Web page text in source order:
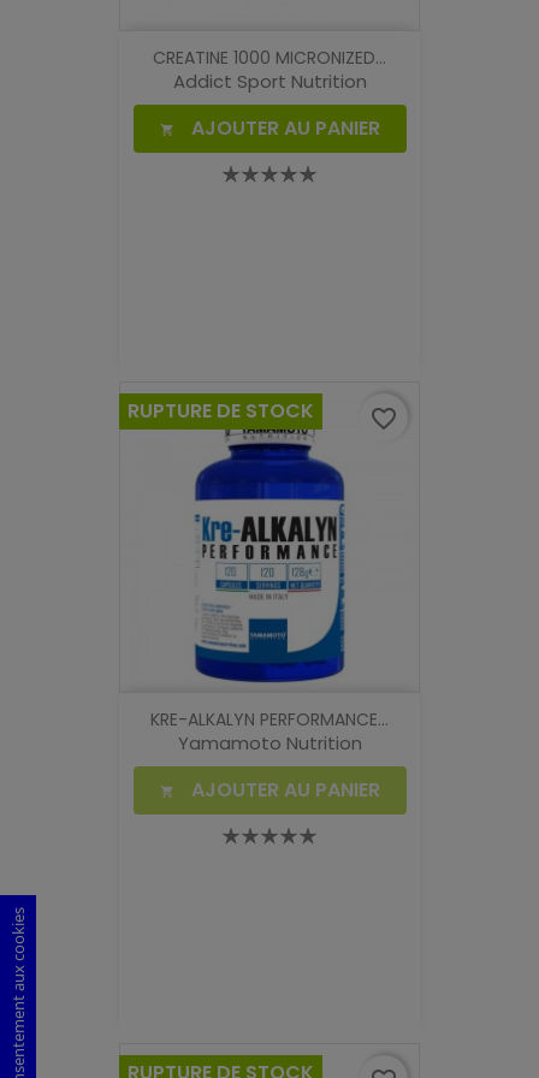
CREATINE 1000 MICRONIZED...
Addict Sport Nutrition
 AJOUTER AU PANIER
KRE-ALKALYN PERFORMANCE...
Yamamoto Nutrition
 AJOUTER AU PANIER
RUPTURE DE STOCK favorite_border
RUPTURE DE STOCK
Consentement aux cookies